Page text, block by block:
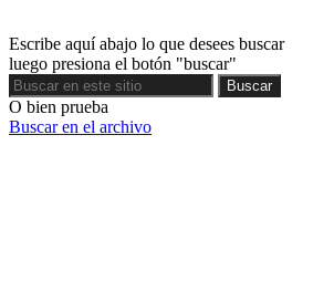
Escribe aquí abajo lo que desees buscar
luego presiona el botón "buscar"
Buscar
Buscar
O bien prueba
Buscar en el archivo